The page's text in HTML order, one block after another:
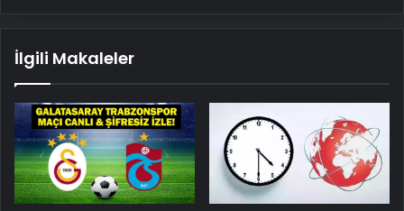
İlgili Makaleler